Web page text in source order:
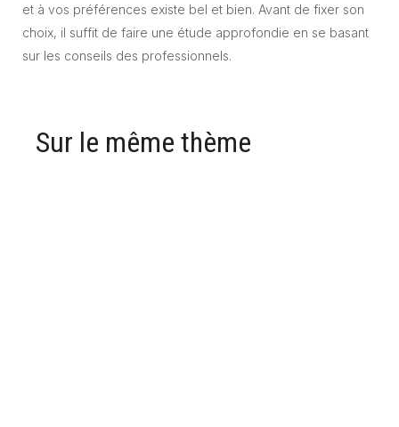
et à vos préférences existe bel et bien. Avant de fixer son
choix, il suffit de faire une étude approfondie en se basant
sur les conseils des professionnels.
Sur le même thème